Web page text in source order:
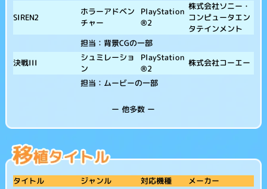
SIREN2
ホラーアドベン
チャー
PlayStation
®2
株式会社ソニー・
コンピュータエン
タテインメント
担当：背景CGの一部
決戦III シュミレーショ
ン
PlayStation
®2
株式会社コーエー
担当：ムービーの一部
ー 他多数 ー
タイトル ジャンル 対応機種 メーカー